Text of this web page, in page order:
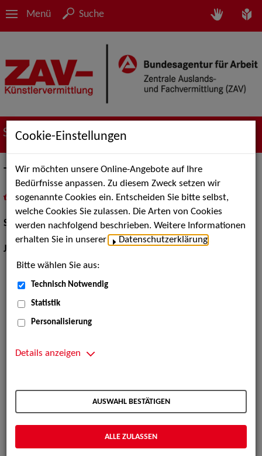
Menü Suche
Suche nach Künstler*innen
Thomas Bartholomäus
als PDF speichern
inMeine Merklistelegen
Schauspiel:Film und TV
Jahrgang:
Cookie-Einstellungen
Wir möchten unsere Online-Angebote auf Ihre
Bedürfnisse anpassen. Zu diesem Zweck setzen wir
sogenannte Cookies ein. Entscheiden Sie bitte selbst,
welche Cookies Sie zulassen. Die Arten von Cookies
werden nachfolgend beschrieben. Weitere Informationen
erhalten Sie in unserer
Datenschutzerklärung
Bitte wählen Sie aus:
Technisch Notwendig
Statistik
Personalisierung
Details anzeigen
AUSWAHL BESTÄTIGEN
ALLE ZULASSEN